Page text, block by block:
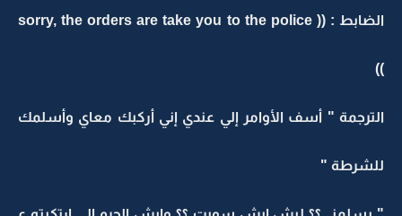
الضابط : (( sorry, the orders are take you to the police
))
الترجمة " أسف الأوامر إلي عندي إني أركبك معاي وأسلمك
للشرطة "